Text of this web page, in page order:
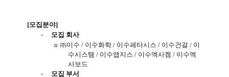
[모집분야]
-
모집 회사
n ㈜이수/ 이수화학/ 이수페타시스/ 이수건걸/ 이
수시스템 / 이수앱지스 / 이수엑사켐 / 이수엑
사보드
-
모집 부서